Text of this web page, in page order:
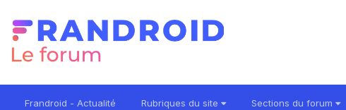
Frandroid - Actualité Rubriques du site Sections du forum